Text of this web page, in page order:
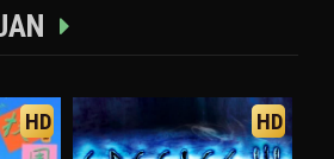
HD HD